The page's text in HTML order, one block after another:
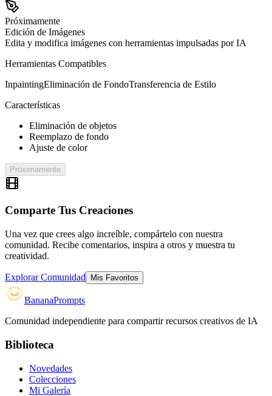
Próximamente
Edición de Imágenes
Edita y modifica imágenes con herramientas impulsadas por IA
Herramientas Compatibles
InpaintingEliminación de FondoTransferencia de Estilo
Características
Eliminación de objetos
Reemplazo de fondo
Ajuste de color
Próximamente
Comparte Tus Creaciones
Una vez que crees algo increíble, compártelo con nuestra
comunidad. Recibe comentarios, inspira a otros y muestra tu
creatividad.
Explorar Comunidad Mis Favoritos
BananaPrompts
Comunidad independiente para compartir recursos creativos de IA
Biblioteca
Novedades
Colecciones
Mi Galería